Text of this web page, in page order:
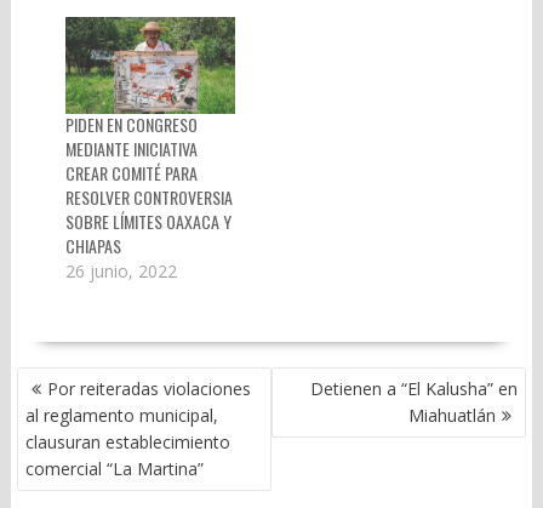
PIDEN EN CONGRESO
MEDIANTE INICIATIVA
CREAR COMITÉ PARA
RESOLVER CONTROVERSIA
SOBRE LÍMITES OAXACA Y
CHIAPAS
26 junio, 2022
NAVEGACIÓN
DE
ENTRADAS
Por reiteradas violaciones
al reglamento municipal,
clausuran establecimiento
comercial “La Martina”
Detienen a “El Kalusha” en
Miahuatlán